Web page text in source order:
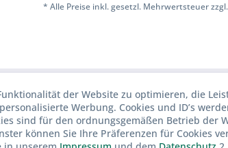
* Alle Preise inkl. gesetzl. Mehrwertsteuer zzgl.
der Website zu optimieren, die
Werbung. Cookies und ID’s
sind für den ordnungsgemäßen Betrieb der
können Sie Ihre Präferenzen für Cookies